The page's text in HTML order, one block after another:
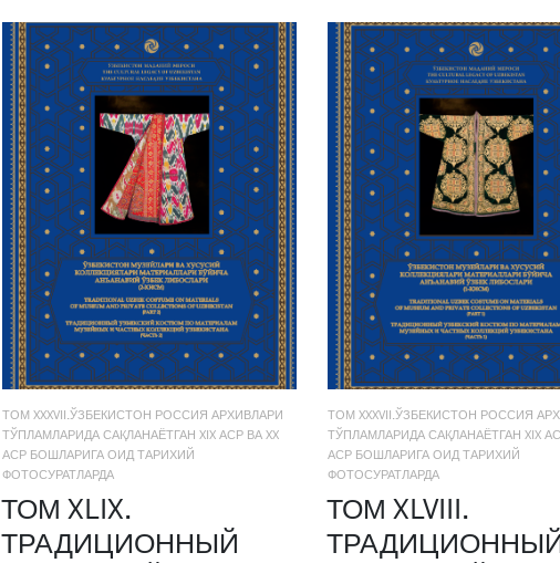
ТОМ XXXVII.ЎЗБЕКИСТОН РОССИЯ АРХИВЛАРИ
ТЎПЛАМЛАРИДА САҚЛАНАЁТГАН XIX АСР ВА XX
АСР БОШЛАРИГА ОИД ТАРИХИЙ
ФОТОСУРАТЛАРДА
ТОМ XLIX.
ТРАДИЦИОННЫЙ
ТОМ XXXVII.ЎЗБЕКИСТОН РОССИЯ
ТЎПЛАМЛАРИДА САҚЛАНАЁТГАН XIX
АСР БОШЛАРИГА ОИД ТАРИХИЙ
ФОТОСУРАТЛАРДА
ТОМ XLVIII.
ТРАДИЦИОННЫЙ